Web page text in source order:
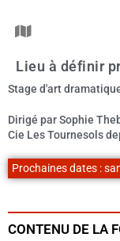
Lieu à définir
Stage d'art
Dirigé par Sophie
Cie Les Tournesols
Prochaines dates :
CONTENU DE LA